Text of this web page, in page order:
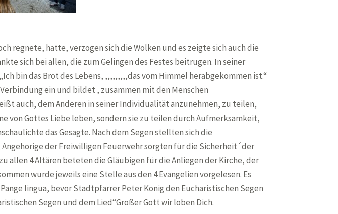
regnete, hatte, verzogen sich die Wolken und es zeigte sich auch die
sich bei allen, die zum Gelingen des Festes beitrugen. In seiner
bin das Brot des Lebens, ,,,,,,,,,das vom Himmel herabgekommen ist.“
ein und bildet , zusammen mit den Menschen
auch, dem Anderen in seiner Individualität anzunehmen, zu teilen,
von Gottes Liebe leben, sondern sie zu teilen durch Aufmerksamkeit,
das Gesagte. Nach dem Segen stellten sich die
der Freiwilligen Feuerwehr sorgten für die Sicherheit´der
allen 4 Altären beteten die Gläubigen für die Anliegen der Kirche, der
wurde jeweils eine Stelle aus den 4 Evangelien vorgelesen. Es
lingua, bevor Stadtpfarrer Peter König den Eucharistischen Segen
Segen und dem Lied“Großer Gott wir loben Dich.